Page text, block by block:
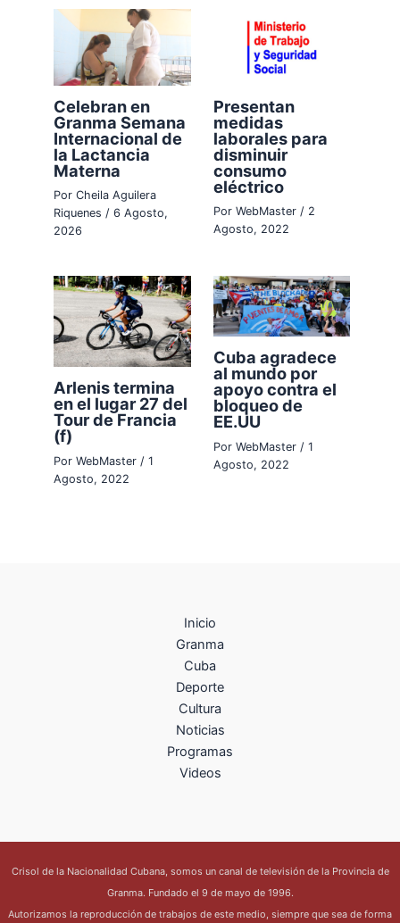
Celebran en
Granma Semana
Internacional de
la Lactancia
Materna
PorCheila Aguilera
Riquenes/6 Agosto,
2026
Presentan
medidas
laborales para
disminuir
consumo
eléctrico
Por WebMaster / 2
Agosto, 2022
Arlenis termina
en el lugar 27 del
Tour de Francia
(f)
PorWebMaster /1
Agosto, 2022
Cuba agradece
al mundo por
apoyo contra el
bloqueo de
EE.UU
Por WebMaster / 1
Agosto, 2022
Inicio
Granma
Cuba
Deporte
Cultura
Noticias
Programas
Videos
Crisol de la Nacionalidad Cubana, somos un canal de televisión de la Provincia de
Granma. Fundado el 9 de mayo de 1996.
Autorizamos la reproducción de trabajos de este medio, siempre que sea de forma